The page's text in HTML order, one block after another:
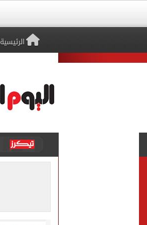
الرئيسية